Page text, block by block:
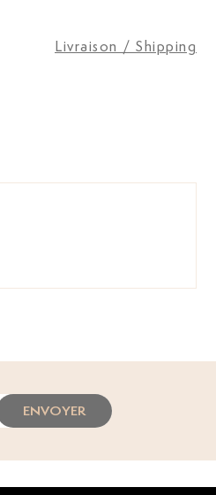
Livraison / Shipping
ENVOYER